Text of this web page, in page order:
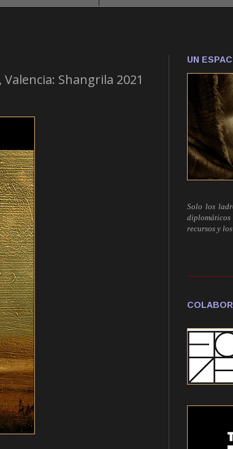
Valencia: Shangrila 2021
UN
Solo los
diplomáticos
recursos y